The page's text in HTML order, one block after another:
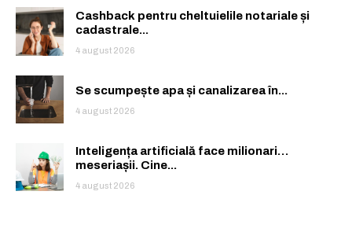
Cashback pentru cheltuielile notariale și
cadastrale...
4 august 2026
Se scumpește apa și canalizarea în...
4 august 2026
Inteligența artificială face milionari…
meseriașii. Cine...
4 august 2026